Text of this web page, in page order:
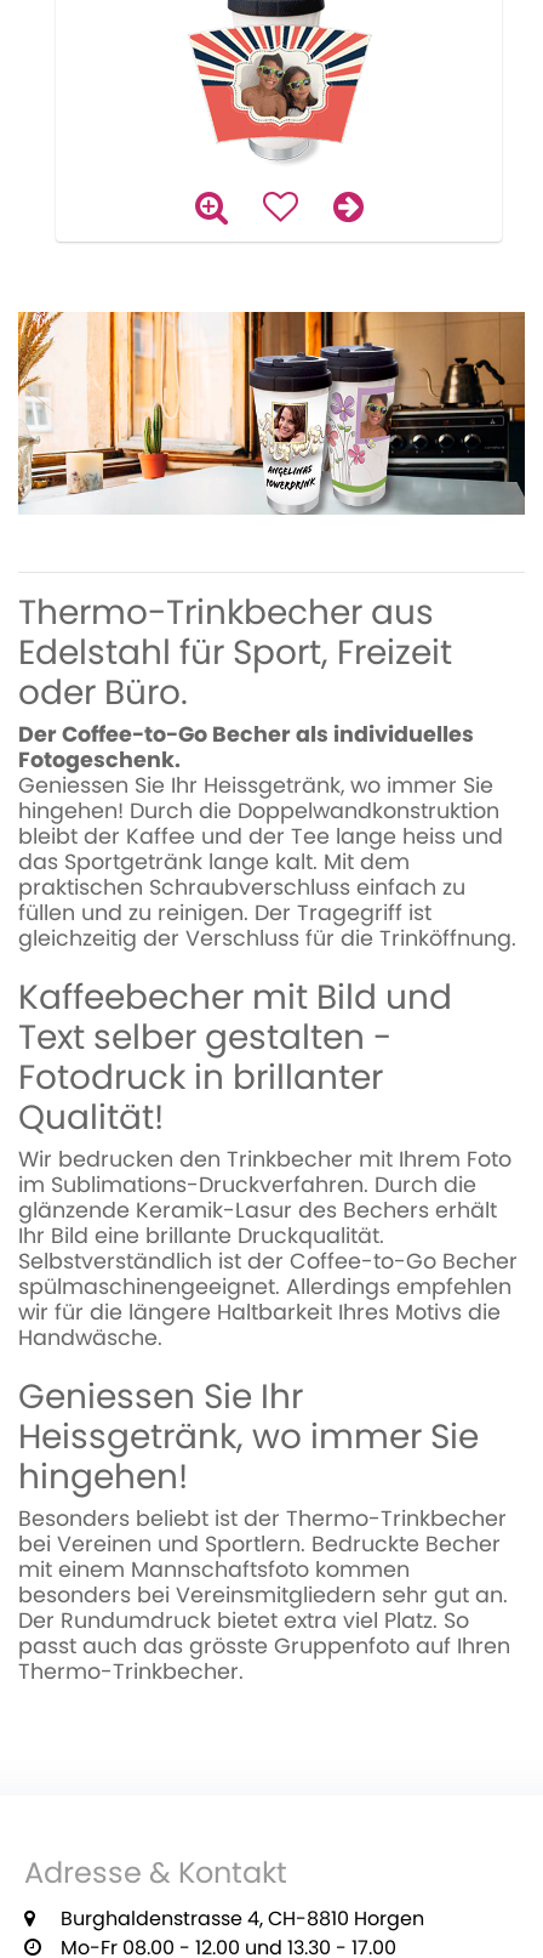
Thermo-Trinkbecher aus
Edelstahl für Sport, Freizeit
oder Büro.
Der Coffee-to-Go Becher als individuelles
Fotogeschenk.
Geniessen Sie Ihr Heissgetränk, wo immer Sie
hingehen! Durch die Doppelwandkonstruktion
bleibt der Kaffee und der Tee lange heiss und
das Sportgetränk lange kalt. Mit dem
praktischen Schraubverschluss einfach zu
füllen und zu reinigen. Der Tragegriff ist
gleichzeitig der Verschluss für die Trinköffnung.
Kaffeebecher mit Bild und
Text selber gestalten -
Fotodruck in brillanter
Qualität!
Wir bedrucken den Trinkbecher mit Ihrem Foto
im Sublimations-Druckverfahren. Durch die
glänzende Keramik-Lasur des Bechers erhält
Ihr Bild eine brillante Druckqualität.
Selbstverständlich ist der Coffee-to-Go Becher
spülmaschinengeeignet. Allerdings empfehlen
wir für die längere Haltbarkeit Ihres Motivs die
Handwäsche.
Geniessen Sie Ihr
Heissgetränk, wo immer Sie
hingehen!
Besonders beliebt ist der Thermo-Trinkbecher
bei Vereinen und Sportlern. Bedruckte Becher
mit einem Mannschaftsfoto kommen
besonders bei Vereinsmitgliedern sehr gut an.
Der Rundumdruck bietet extra viel Platz. So
passt auch das grösste Gruppenfoto auf Ihren
Thermo-Trinkbecher.
Adresse & Kontakt
Burghaldenstrasse 4, CH-8810 Horgen
Mo-Fr 08.00 - 12.00 und 13.30 - 17.00